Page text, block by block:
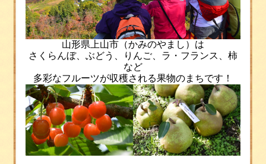
山形県上山市（かみのやまし）は
さくらんぼ、ぶどう、りんご、ラ・フランス、柿
など
多彩なフルーツが収穫される果物のまちです！